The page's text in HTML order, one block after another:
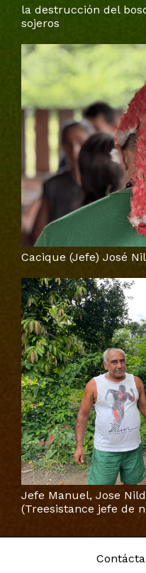
la destrucción del
sojeros
Cacique (Jefe) José
Jefe Manuel, Jose
(Treesistance jefe de